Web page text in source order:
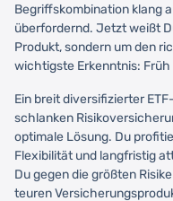
Begriffskombination klang
überfordernd. Jetzt weißt
Produkt, sondern um den
wichtigste Erkenntnis:
Ein breit diversifizierter
schlanken
optimale Lösung. Du
Flexibilität und langfristig
Du gegen die größten
teuren